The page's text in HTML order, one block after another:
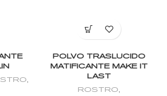
,
POLVO TRASLUCIDO
MATIFICANTE MAKE IT
LAST
ROSTRO,